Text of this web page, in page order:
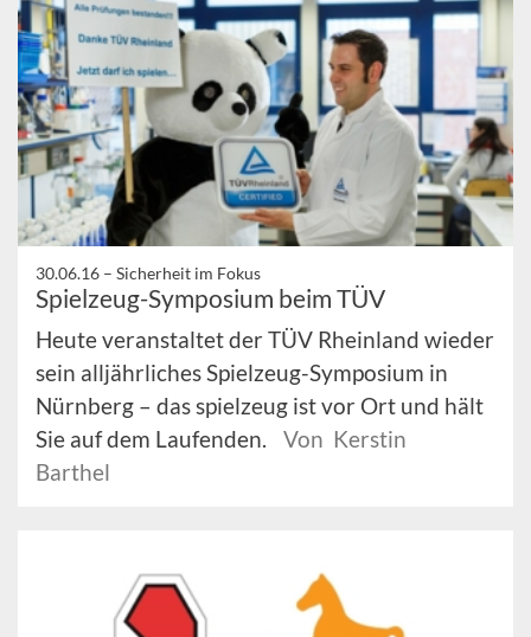
30.06.16 – Sicherheit im Fokus
Spielzeug-Symposium beim TÜV
Heute veranstaltet der TÜV Rheinland wieder
sein alljährliches Spielzeug-Symposium in
Nürnberg – das spielzeug ist vor Ort und hält
Sie auf dem Laufenden.
Von Kerstin
Barthel